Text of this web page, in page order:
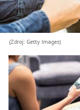
(Zdroj: Getty Images)